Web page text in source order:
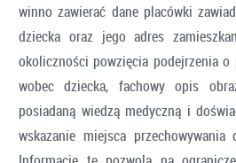
winno zawierać dane placówki
dziecka oraz jego adres
okoliczności powzięcia podejrzenia o
wobec dziecka, fachowy opis
posiadaną wiedzą medyczną i
wskazanie miejsca przechowywania